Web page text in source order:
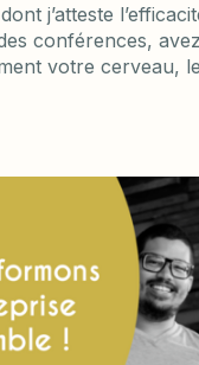
j’atteste
conférences,
votre cerveau,